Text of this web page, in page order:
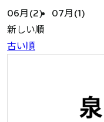
06月(2)
07月(1)
新しい順
古い順